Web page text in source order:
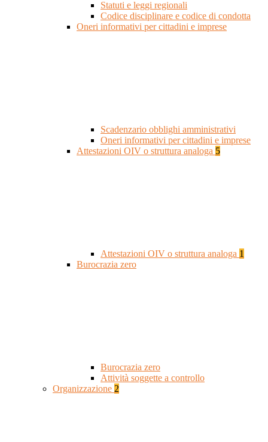
Statuti e leggi regionali
Codice disciplinare e codice di condotta
Oneri informativi per cittadini e imprese
Scadenzario obblighi amministrativi
Oneri informativi per cittadini e imprese
Attestazioni OIV o struttura analoga 5
Attestazioni OIV o struttura analoga 1
Burocrazia zero
Burocrazia zero
Attività soggette a controllo
Organizzazione 2